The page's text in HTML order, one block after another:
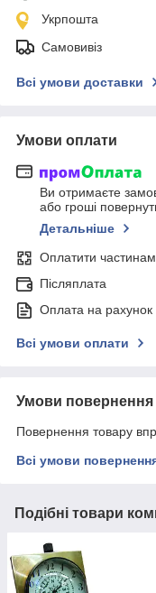
Укрпошта
Самовивіз
Всі умови доставки
Умови оплати
Ви отримаєте
або гроші
Детальніше
Оплатити
Післяплата
Оплата на рахунок
Всі умови оплати
Умови повернення
Повернення товару
Всі умови
Подібні товари